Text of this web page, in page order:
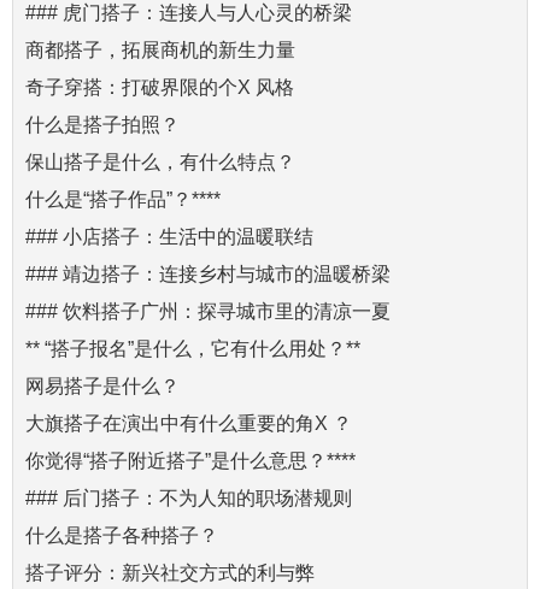
### 虎门搭子：连接人与人心灵的桥梁
商都搭子，拓展商机的新生力量
奇子穿搭：打破界限的个X 风格
什么是搭子拍照？
保山搭子是什么，有什么特点？
什么是“搭子作品”？****
### 小店搭子：生活中的温暖联结
### 靖边搭子：连接乡村与城市的温暖桥梁
### 饮料搭子广州：探寻城市里的清凉一夏
** “搭子报名”是什么，它有什么用处？**
网易搭子是什么？
大旗搭子在演出中有什么重要的角X ？
你觉得“搭子附近搭子”是什么意思？****
### 后门搭子：不为人知的职场潜规则
什么是搭子各种搭子？
搭子评分：新兴社交方式的利与弊